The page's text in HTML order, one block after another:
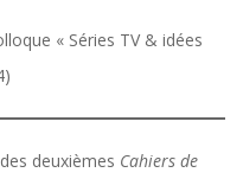
« Séries TV & idées
deuxièmes Cahiers de